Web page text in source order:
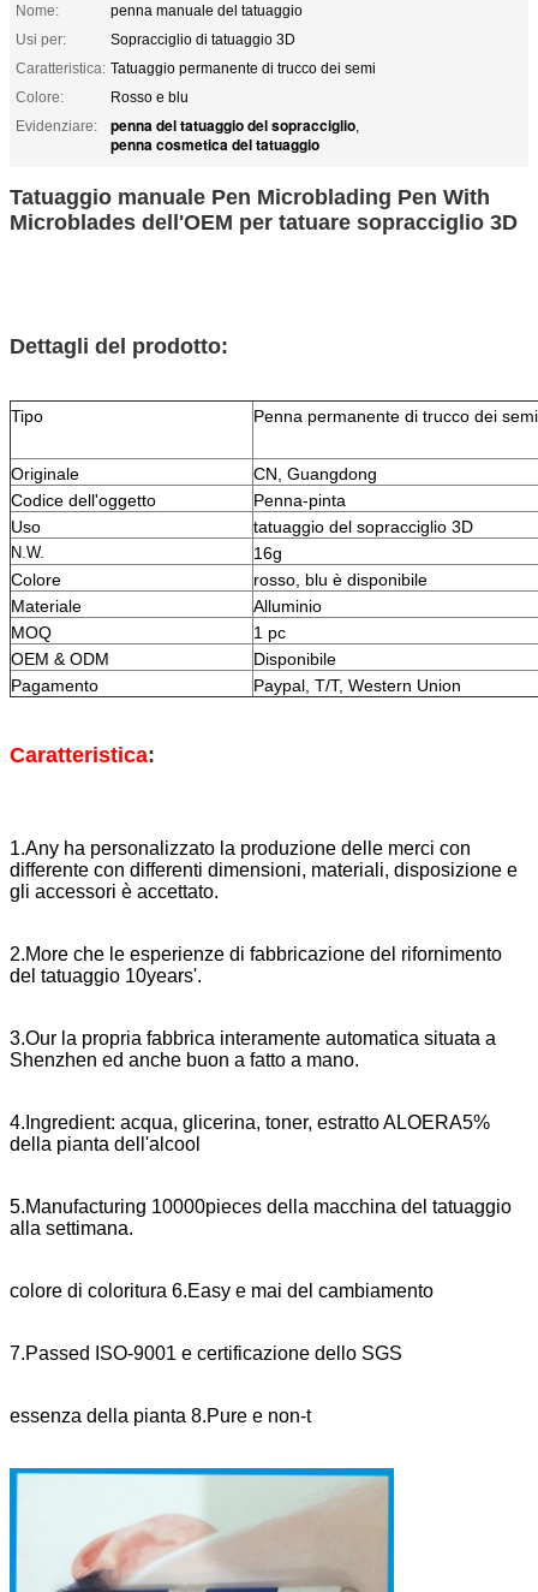
Nome:
penna manuale del tatuaggio
Usi per:
Sopracciglio di tatuaggio 3D
Caratteristica: Tatuaggio permanente di trucco dei semi
Colore:
Rosso e blu
Evidenziare:
penna del tatuaggio del sopracciglio,
penna cosmetica del tatuaggio
Tatuaggio manuale Pen Microblading Pen With
Microblades dell'OEM per tatuare sopracciglio 3D
Dettagli del prodotto:
Tipo Penna permanente di trucco dei semi
Originale
CN, Guangdong
Codice dell'oggetto
Penna-pinta
Uso
tatuaggio del sopracciglio 3D
N.W.
16g
Colore
rosso, blu è disponibile
Materiale
Alluminio
MOQ
1 pc
OEM & ODM
Disponibile
Pagamento
Paypal, T/T, Western Union
Caratteristica:
1.Any ha personalizzato la produzione delle merci con
differente con differenti dimensioni, materiali, disposizione e
gli accessori è accettato.
2.More che le esperienze di fabbricazione del rifornimento
del tatuaggio 10years'.
3.Our la propria fabbrica interamente automatica situata a
Shenzhen ed anche buon a fatto a mano.
4.Ingredient: acqua, glicerina, toner, estratto ALOERA5%
della pianta dell'alcool
5.Manufacturing 10000pieces della macchina del tatuaggio
alla settimana.
colore di coloritura 6.Easy e mai del cambiamento
7.Passed ISO-9001 e certificazione dello SGS
essenza della pianta 8.Pure e non-t